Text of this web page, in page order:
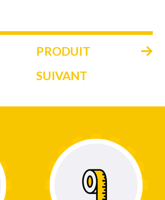
PRODUIT
SUIVANT